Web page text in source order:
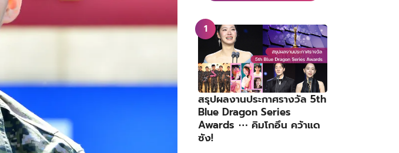
สรุปผลงานประกาศรางวัล 5th
Blue Dragon Series
Awards ⋯ คิมโกอึน คว้าแด
ซัง!